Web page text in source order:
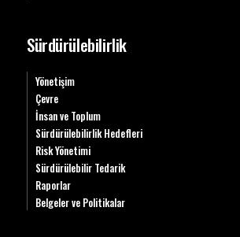
Sürdürülebilirlik
Yönetişim
Çevre
İnsan ve Toplum
Sürdürülebilirlik Hedefleri
Risk Yönetimi
Sürdürülebilir Tedarik
Raporlar
Belgeler ve Politikalar